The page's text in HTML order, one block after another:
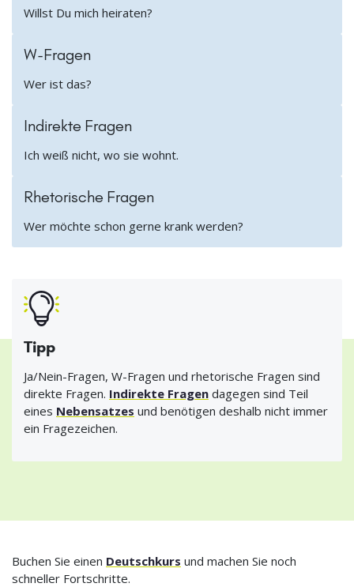
Willst Du mich heiraten?
W-Fragen
Wer ist das?
Indirekte Fragen
Ich weiß nicht, wo sie wohnt.
Rhetorische Fragen
Wer möchte schon gerne krank werden?
Tipp
Ja/Nein-Fragen, W-Fragen und rhetorische Fragen sind
direkte Fragen. Indirekte Fragen dagegen sind Teil
eines Nebensatzes und benötigen deshalb nicht immer
ein Fragezeichen.
Buchen Sie einen Deutschkurs und machen Sie noch
schneller Fortschritte.